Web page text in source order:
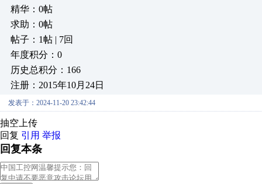
精华：0帖
求助：0帖
帖子：1帖 | 7回
年度积分：0
历史总积分：166
注册：2015年10月24日
发表于：2024-11-20 23:42:44
抽空上传
回复 引用 举报
回复本条